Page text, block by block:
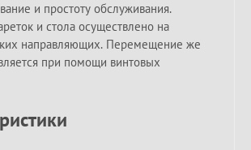
и простоту обслуживания.
и стола осуществлено на
направляющих. Перемещение же
при помощи винтовых